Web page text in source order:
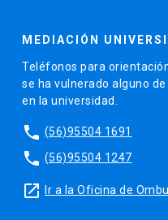
MEDIACIÓN
Teléfonos para
se ha vulnerado alguno
en la universidad.
phone (56)95504 1691
phone (56)95504 1247
launch Ir a la Oficina de